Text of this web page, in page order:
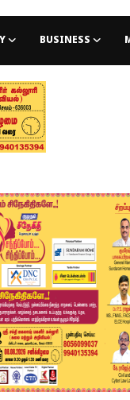
BUSINESS